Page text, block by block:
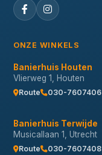
ONZE WINKELS
Banierhuis Houten
Vlierweg 1, Houten
Route 030-7607406
Banierhuis Terwijde
Musicallaan 1, Utrecht
Route 030-7607408